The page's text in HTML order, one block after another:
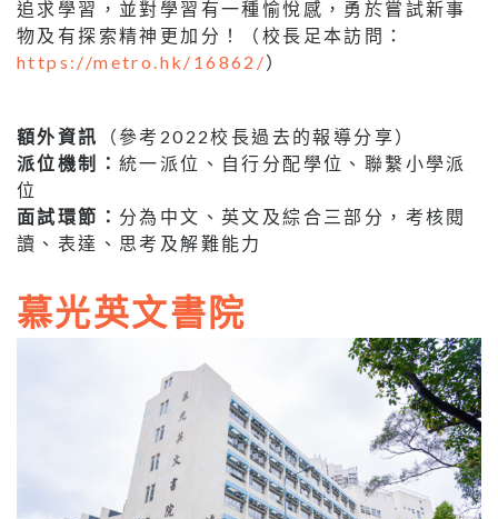
追求學習，並對學習有一種愉悅感，勇於嘗試新事
物及有探索精神更加分！（校長足本訪問：
https://metro.hk/16862/）
額外資訊
（參考2022校長過去的報導分享）
派位機制： 統一派位、自行分配學位、聯繫小學派
位
面試環節： 分為中文、英文及綜合三部分，考核閱
讀、表達、思考及解難能力
慕光英文書院